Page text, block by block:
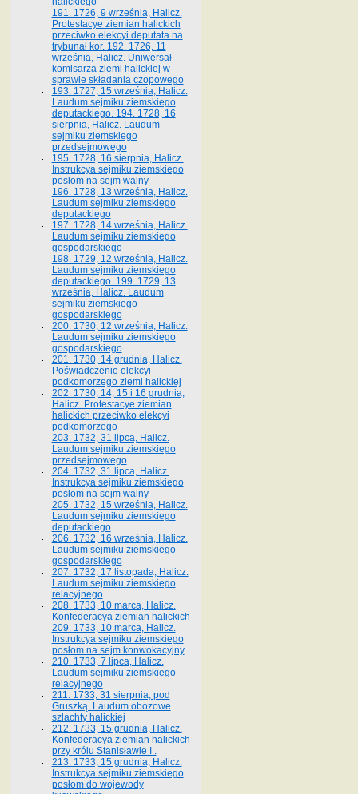
191. 1726, 9 września, Halicz.
Protestacye ziemian halickich
przeciwko elekcyi deputata na
trybunał kor. 192. 1726, 11
września, Halicz. Uniwersał
komisarza ziemi halickiej w
sprawie składania czopowego
193. 1727, 15 września, Halicz.
Laudum sejmiku ziemskiego
deputackiego. 194. 1728, 16
sierpnia, Halicz. Laudum
sejmiku ziemskiego
przedsejmowego
195. 1728, 16 sierpnia, Halicz.
Instrukcya sejmiku ziemskiego
posłom na sejm walny
196. 1728, 13 września, Halicz.
Laudum sejmiku ziemskiego
deputackiego
197. 1728, 14 września, Halicz.
Laudum sejmiku ziemskiego
gospodarskiego
198. 1729, 12 września, Halicz.
Laudum sejmiku ziemskiego
deputackiego. 199. 1729, 13
września, Halicz. Laudum
sejmiku ziemskiego
gospodarskiego
200. 1730, 12 września, Halicz.
Laudum sejmiku ziemskiego
gospodarskiego
201. 1730, 14 grudnia, Halicz.
Poświadczenie elekcyi
podkomorzego ziemi halickiej
202. 1730, 14, 15 i 16 grudnia,
Halicz. Protestacye ziemian
halickich przeciwko elekcyi
podkomorzego
203. 1732, 31 lipca, Halicz.
Laudum sejmiku ziemskiego
przedsejmowego
204. 1732, 31 lipca, Halicz.
Instrukcya sejmiku ziemskiego
posłom na sejm walny
205. 1732, 15 września, Halicz.
Laudum sejmiku ziemskiego
deputackiego
206. 1732, 16 września, Halicz.
Laudum sejmiku ziemskiego
gospodarskiego
207. 1732, 17 listopada, Halicz.
Laudum sejmiku ziemskiego
relacyjnego
208. 1733, 10 marca, Halicz.
Konfederacya ziemian halickich­
209. 1733, 10 marca, Halicz.
Instrukcya sejmiku ziemskiego
posłom na sejm konwokacyjny
210. 1733, 7 lipca, Halicz.
Laudum sejmiku ziemskiego
relacyjnego
211. 1733, 31 sierpnia, pod
Gruszką. Laudum obozowe
szlachty halickiej
212. 1733, 15 grudnia, Halicz.
Konfederacya ziemian halickich
przy królu Stanisławie I .
213. 1733, 15 grudnia, Halicz.
Instrukcya sejmiku ziemskiego
posłom do wojewody